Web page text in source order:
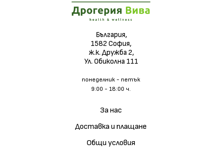
България,
1582 София,
ж.к. Дружба 2,
Ул. Обиколна 111
понеделник - петък
9:00 - 18:00 ч.
За нас
Доставка и плащане
Общи условия